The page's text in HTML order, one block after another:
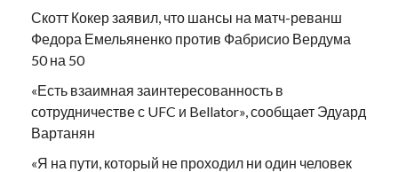
Скотт Кокер заявил, что шансы на матч-реванш
Федора Емельяненко против Фабрисио Вердума
50 на 50
«Есть взаимная заинтересованность в
сотрудничестве с UFC и Bellator», сообщает Эдуард
Вартанян
«Я на пути, который не проходил ни один человек